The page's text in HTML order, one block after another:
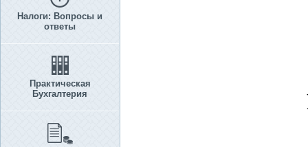
Налоги: Вопросы и
ответы
Практическая
Бухгалтерия